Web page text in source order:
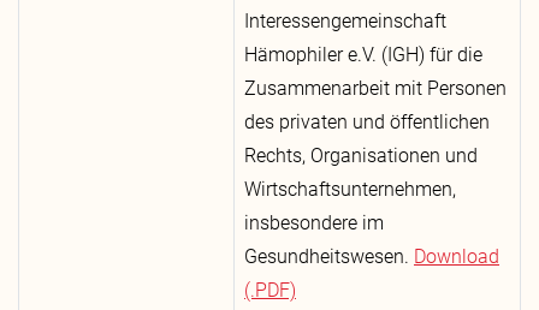
Interessengemeinschaft
Hämophiler e.V. (IGH) für die
Zusammenarbeit mit Personen
des privaten und öffentlichen
Rechts, Organisationen und
Wirtschaftsunternehmen,
insbesondere im
Gesundheitswesen. Download
(.PDF)